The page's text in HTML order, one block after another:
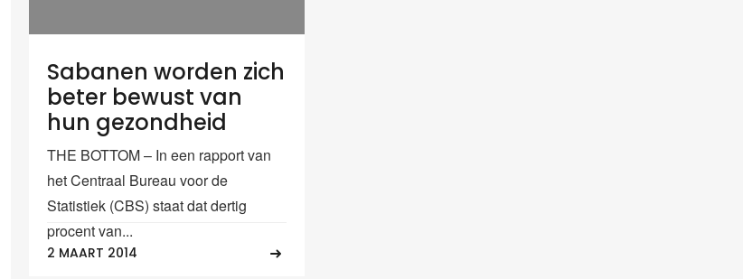
Sabanen worden zich
beter bewust van
hun gezondheid
THE BOTTOM – In een rapport van
het Centraal Bureau voor de
Statistiek (CBS) staat dat dertig
procent van...
2 MAART 2014